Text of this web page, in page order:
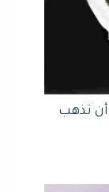
أن تذهب